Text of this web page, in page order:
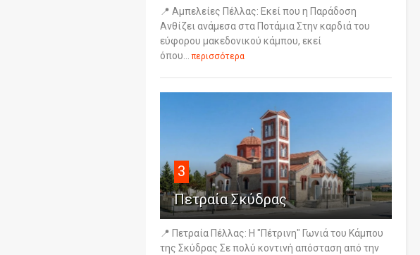
📍 Αμπελείες Πέλλας: Εκεί που η Παράδοση
Ανθίζει ανάμεσα στα Ποτάμια Στην καρδιά του
εύφορου μακεδονικού κάμπου, εκεί
όπου... περισσότερα
3
Πετραία Σκύδρας
📍 Πετραία Πέλλας: Η "Πέτρινη" Γωνιά του Κάμπου
της Σκύδρας Σε πολύ κοντινή απόσταση από την